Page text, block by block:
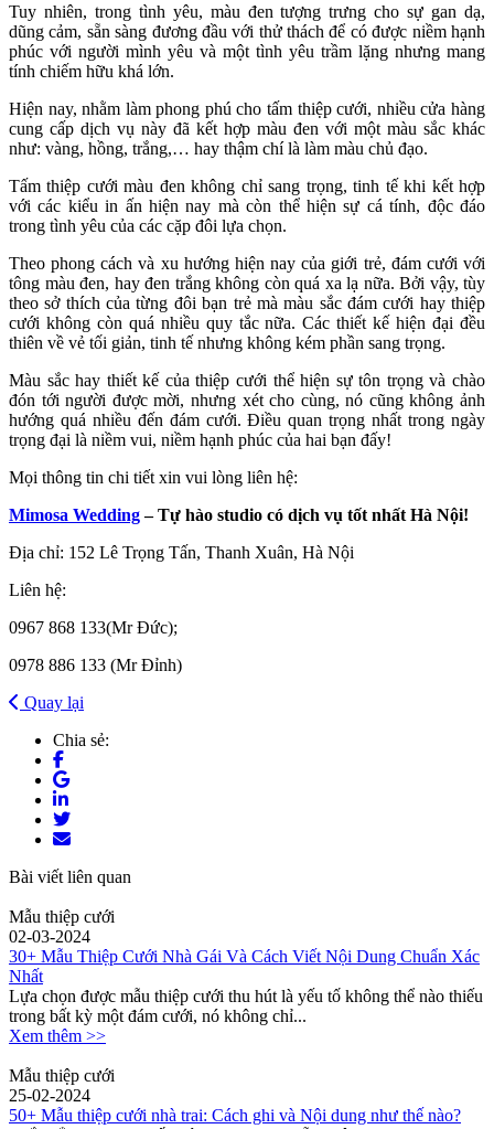
Tuy nhiên, trong tình yêu, màu đen tượng trưng cho sự gan dạ,
dũng cảm, sẵn sàng đương đầu với thử thách để có được niềm hạnh
phúc với người mình yêu và một tình yêu trầm lặng nhưng mang
tính chiếm hữu khá lớn.
Hiện nay, nhằm làm phong phú cho tấm thiệp cưới, nhiều cửa hàng
cung cấp dịch vụ này đã kết hợp màu đen với một màu sắc khác
như: vàng, hồng, trắng,… hay thậm chí là làm màu chủ đạo.
Tấm thiệp cưới màu đen không chỉ sang trọng, tinh tế khi kết hợp
với các kiểu in ấn hiện nay mà còn thể hiện sự cá tính, độc đáo
trong tình yêu của các cặp đôi lựa chọn.
Theo phong cách và xu hướng hiện nay của giới trẻ, đám cưới với
tông màu đen, hay đen trắng không còn quá xa lạ nữa. Bởi vậy, tùy
theo sở thích của từng đôi bạn trẻ mà màu sắc đám cưới hay thiệp
cưới không còn quá nhiều quy tắc nữa. Các thiết kế hiện đại đều
thiên về vẻ tối giản, tinh tế nhưng không kém phần sang trọng.
Màu sắc hay thiết kế của thiệp cưới thể hiện sự tôn trọng và chào
đón tới người được mời, nhưng xét cho cùng, nó cũng không ảnh
hướng quá nhiều đến đám cưới. Điều quan trọng nhất trong ngày
trọng đại là niềm vui, niềm hạnh phúc của hai bạn đấy!
Mọi thông tin chi tiết xin vui lòng liên hệ:
Mimosa Wedding– Tự hào studio có dịch vụ tốt nhất Hà Nội!
Địa chỉ: 152 Lê Trọng Tấn, Thanh Xuân, Hà Nội
Liên hệ:
0967 868 133(Mr Đức);
0978 886 133 (Mr Đỉnh)
Quay lại
Chia sẻ:
Bài viết liên quan
Mẫu thiệp cưới
02-03-2024
30+ Mẫu Thiệp Cưới Nhà Gái Và Cách Viết Nội Dung Chuẩn Xác
Nhất
Lựa chọn được mẫu thiệp cưới thu hút là yếu tố không thể nào thiếu
trong bất kỳ một đám cưới, nó không chỉ...
Xem thêm >>
Mẫu thiệp cưới
25-02-2024
50+ Mẫu thiệp cưới nhà trai: Cách ghi và Nội dung như thế nào?